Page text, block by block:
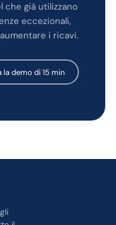
che già utilizzano
eccezionali,
i ricavi.
la demo di 15 min